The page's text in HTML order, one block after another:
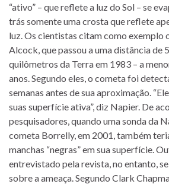
“ativo” – que reflete a luz do Sol – se
trás somente uma crosta que reflete
luz. Os cientistas citam como exemplo
Alcock, que passou a uma distância de
quilômetros da Terra em 1983 – a
anos. Segundo eles, o cometa foi
semanas antes de sua aproximação.
suas superfície ativa”, diz Napier. De
pesquisadores, quando uma sonda da
cometa Borrelly, em 2001, também
manchas “negras” em sua superfície.
entrevistado pela revista, no entanto,
sobre a ameaça. Segundo Clark